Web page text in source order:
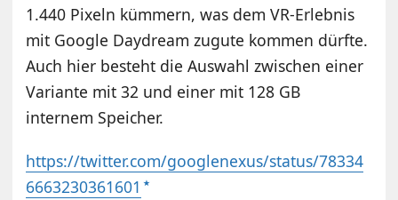
1.440 Pixeln kümmern, was dem VR-Erlebnis
mit Google Daydream zugute kommen dürfte.
Auch hier besteht die Auswahl zwischen einer
Variante mit 32 und einer mit 128 GB
internem Speicher.
https://twitter.com/googlenexus/status/78334
6663230361601